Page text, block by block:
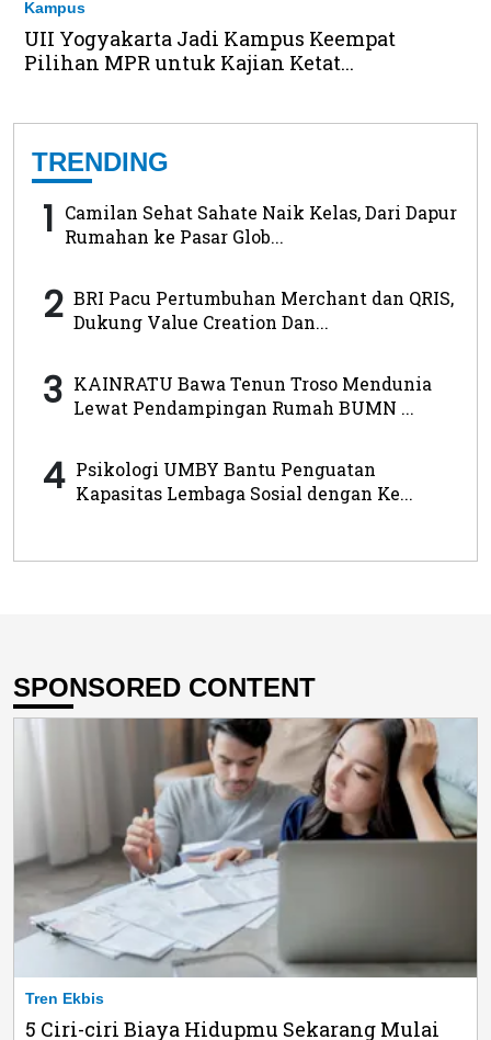
Kampus
UII Yogyakarta Jadi Kampus Keempat
Pilihan MPR untuk Kajian Ketat...
TRENDING
1 Camilan Sehat Sahate Naik Kelas, Dari Dapur
Rumahan ke Pasar Glob...
2 BRI Pacu Pertumbuhan Merchant dan QRIS,
Dukung Value Creation Dan...
3 KAINRATU Bawa Tenun Troso Mendunia
Lewat Pendampingan Rumah BUMN ...
4 Psikologi UMBY Bantu Penguatan
Kapasitas Lembaga Sosial dengan Ke...
SPONSORED CONTENT
Tren Ekbis
5 Ciri-ciri Biaya Hidupmu Sekarang Mulai